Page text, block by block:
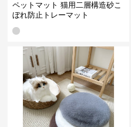
ペットマット 猫用二層構造砂こ
ぼれ防止トレーマット